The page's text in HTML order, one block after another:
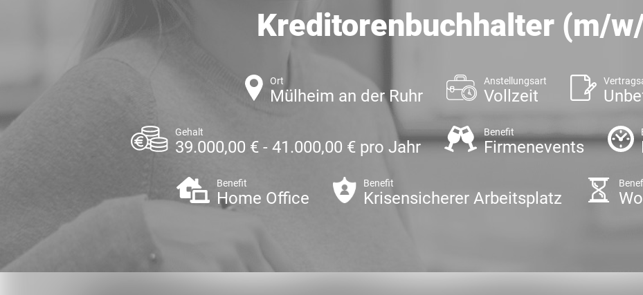
Kreditorenbuchhalter (m/
Ort
Mülheim an der Ruhr
Anstellungsart
Vollzeit
Gehalt
39.000,00 € - 41.000,00 € pro Jahr
Benefit
Firmenevents
Benefit
Home Office
Benefit
Krisensicherer Arbeitsplatz